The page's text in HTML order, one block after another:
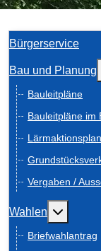
Bürgerservice
Bau und Planung
Bauleitpläne
Bauleitpläne im
Lärmaktionsplan
Vergaben /
Wahlen
Briefwahlantrag